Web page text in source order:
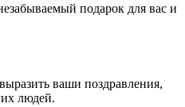
подарок для вас и
ваши поздравления,
людей.